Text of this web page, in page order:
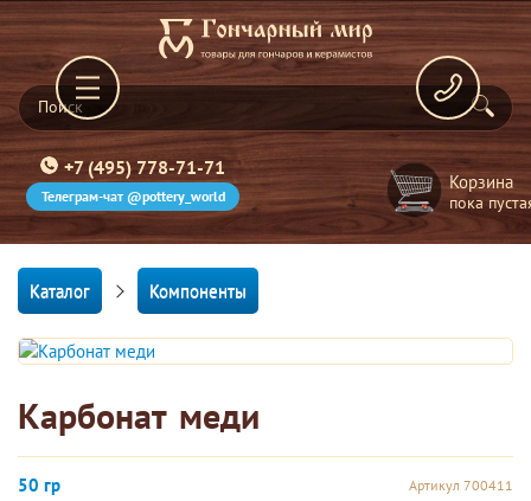
+7 (495) 778-71-71
Телеграм-чат @pottery_world
Корзина
пока
Каталог Компоненты
Карбонат меди
50 гр Артикул 700411